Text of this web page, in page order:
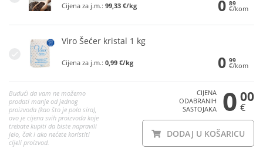
Cijena za j.m.: 99,33 €/kg 0 89
€/kom
Viro Šećer kristal 1 kg
Cijena za j.m.: 0,99 €/kg 0 99
€/kom
Budući da vam ne možemo
prodati manje od jednog
proizvoda (kao što je pola sira),
ovo je cijena svih proizvoda koje
trebate kupiti da biste napravili
jelo, čak i ako nećete koristiti
cijeli proizvod.
CIJENA
ODABRANIH
SASTOJAKA
0 00
€
DODAJ U KOŠARICU